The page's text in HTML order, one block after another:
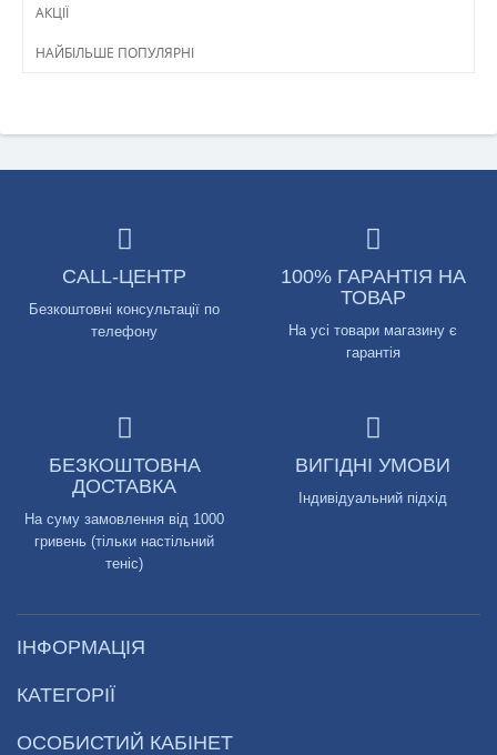
АКЦІЇ
НАЙБІЛЬШЕ ПОПУЛЯРНІ
CALL-ЦЕНТР
Безкоштовні консультації по
телефону
100% ГАРАНТІЯ НА
ТОВАР
На усі товари магазину є
гарантія
БЕЗКОШТОВНА
ДОСТАВКА
На суму замовлення від 1000
гривень (тільки настільний
теніс)
ВИГІДНІ УМОВИ
Індивідуальний підхід
ІНФОРМАЦІЯ
КАТЕГОРІЇ
ОСОБИСТИЙ КАБІНЕТ